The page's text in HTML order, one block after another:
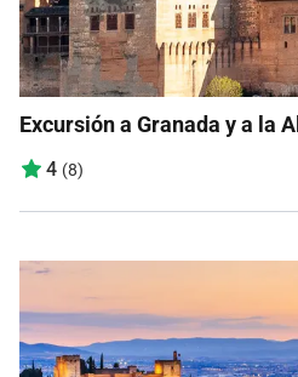
Excursión a Granada y a la
4 (8)